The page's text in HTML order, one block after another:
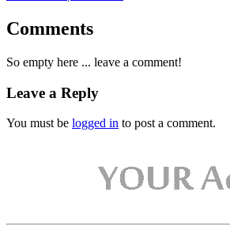
Comments
So empty here ... leave a comment!
Leave a Reply
You must be logged in to post a comment.